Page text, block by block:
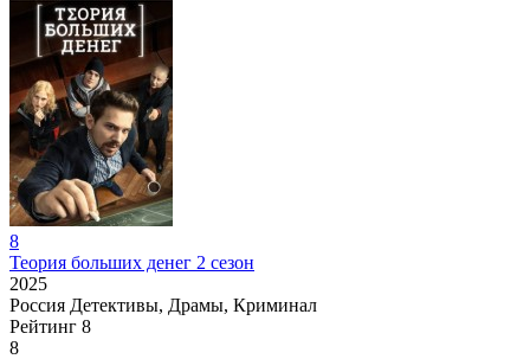
8
Теория больших денег 2 сезон
2025
Россия Детективы, Драмы, Криминал
Рейтинг 8
8